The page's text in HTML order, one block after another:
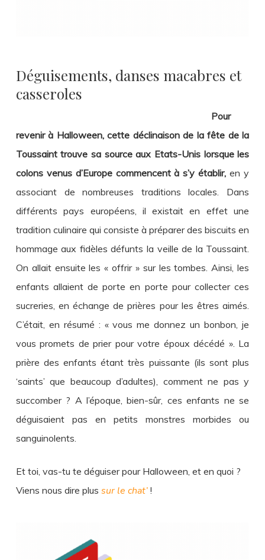
Déguisements, danses macabres et
casseroles
Pour
revenir à Halloween, cette déclinaison de la fête de la
Toussaint trouve sa source aux Etats-Unis lorsque les
colons venus d’Europe commencent à s’y établir, en y
associant de nombreuses traditions locales. Dans
différents pays européens, il existait en effet une
tradition culinaire qui consiste à préparer des biscuits en
hommage aux fidèles défunts la veille de la Toussaint.
On allait ensuite les « offrir » sur les tombes. Ainsi, les
enfants allaient de porte en porte pour collecter ces
sucreries, en échange de prières pour les êtres aimés.
C’était, en résumé : « vous me donnez un bonbon, je
vous promets de prier pour votre époux décédé ». La
prière des enfants étant très puissante (ils sont plus
‘saints’ que beaucoup d’adultes), comment ne pas y
succomber ? A l’époque, bien-sûr, ces enfants ne se
déguisaient pas en petits monstres morbides ou
sanguinolents.
Et toi, vas-tu te déguiser pour Halloween, et en quoi ?
Viens nous dire plus sur le chat’ !